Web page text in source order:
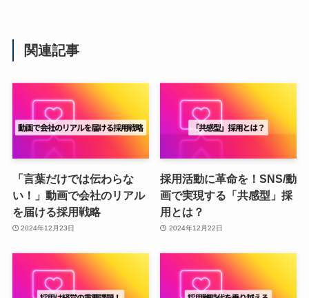
関連記事
「言葉だけでは伝わらな
い！」動画で会社のリアル
を届ける採用戦略
2024年12月23日
採用活動に革命を！SNS/動
画で実現する「共感型」採
用とは？
2024年12月22日